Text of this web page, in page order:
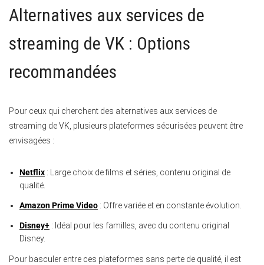
Alternatives aux services de
streaming de VK : Options
recommandées
Pour ceux qui cherchent des alternatives aux services de
streaming de VK, plusieurs plateformes sécurisées peuvent être
envisagées :
Netflix : Large choix de films et séries, contenu original de
qualité.
Amazon Prime Video : Offre variée et en constante évolution.
Disney+ : Idéal pour les familles, avec du contenu original
Disney.
Pour basculer entre ces plateformes sans perte de qualité, il est